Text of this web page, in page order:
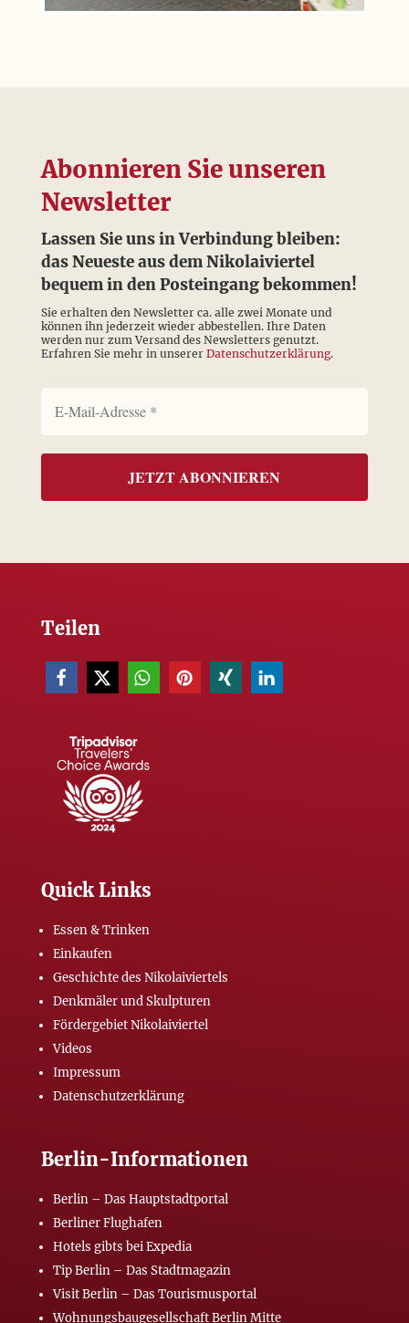
Abonnieren Sie unseren
Newsletter
Lassen Sie uns in Verbindung bleiben:
das Neueste aus dem Nikolaiviertel
bequem in den Posteingang bekommen!
Sie erhalten den Newsletter ca. alle zwei Monate und
können ihn jederzeit wieder abbestellen. Ihre Daten
werden nur zum Versand des Newsletters genutzt.
Erfahren Sie mehr in unserer Datenschutzerklärung.
Teilen
Quick Links
Essen & Trinken
Einkaufen
Geschichte des Nikolaiviertels
Denkmäler und Skulpturen
Fördergebiet Nikolaiviertel
Videos
Impressum
Datenschutzerklärung
Berlin-Informationen
Berlin – Das Hauptstadtportal
Berliner Flughafen
Hotels gibts bei Expedia
Tip Berlin – Das Stadtmagazin
Visit Berlin – Das Tourismusportal
Wohnungsbaugesellschaft Berlin Mitte